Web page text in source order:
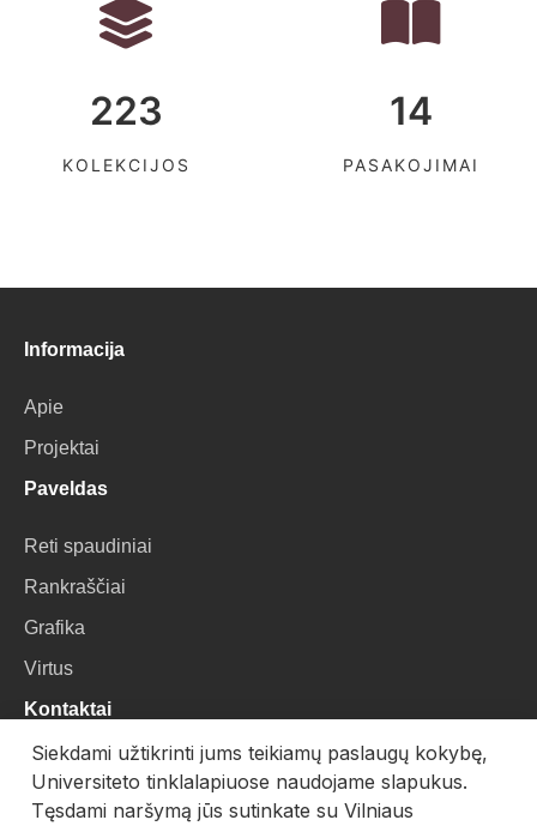
223
KOLEKCIJOS
14
PASAKOJIMAI
Informacija
Apie
Projektai
Paveldas
Reti spaudiniai
Rankraščiai
Grafika
Virtus
Kontaktai
VU Biblioteka
Universiteto g. 3, LT-01122, Vilnius
Siekdami užtikrinti jums teikiamų paslaugų kokybę,
Universiteto tinklalapiuose naudojame slapukus.
Tęsdami naršymą jūs sutinkate su Vilniaus